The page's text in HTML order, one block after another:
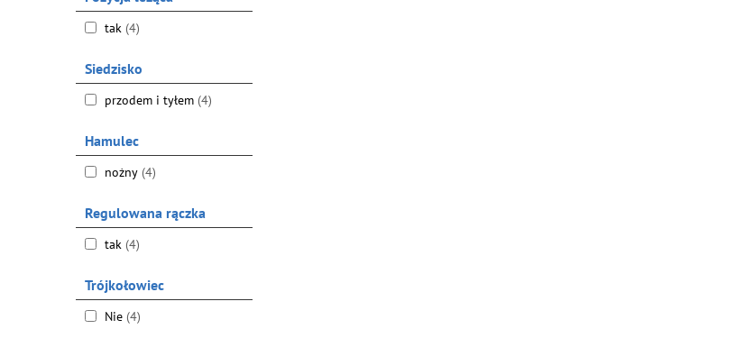
tak (4)
Siedzisko
przodem i tyłem (4)
Hamulec
nożny (4)
Regulowana rączka
tak (4)
Trójkołowiec
Nie (4)